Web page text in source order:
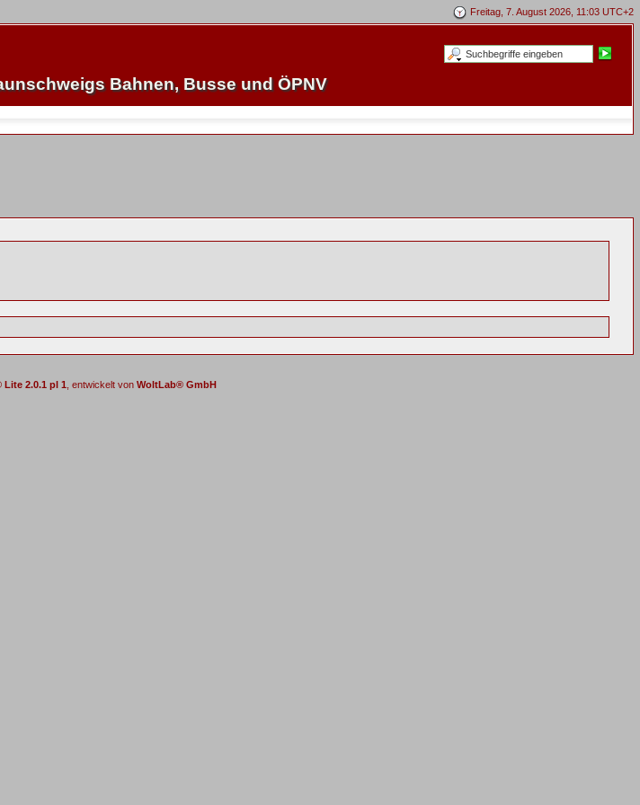
Freitag, 7. August 2026, 11:03 UTC+2
Bahnen, Busse und ÖPNV
2.0.1 pl 1 , entwickelt von WoltLab® GmbH